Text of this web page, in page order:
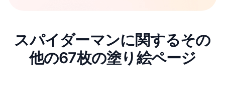
スパイダーマンに関するその
他の67枚の塗り絵ページ